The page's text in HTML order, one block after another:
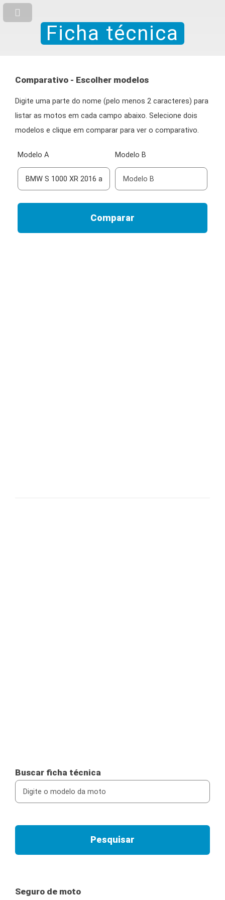
Ficha técnica
Comparativo - Escolher modelos
Digite uma parte do nome (pelo menos 2 caracteres) para
listar as motos em cada campo abaixo. Selecione dois
modelos e clique em comparar para ver o comparativo.
Modelo A Modelo B
Buscar ficha técnica
Seguro de moto